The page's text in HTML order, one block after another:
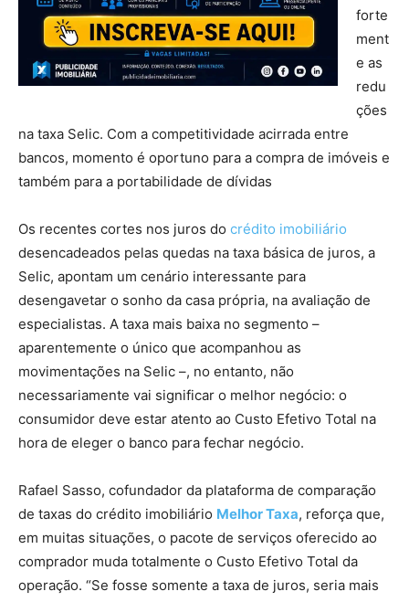
forte
ment
e as
redu
ções
na taxa Selic. Com a competitividade acirrada entre
bancos, momento é oportuno para a compra de imóveis e
também para a portabilidade de dívidas
Os recentes cortes nos juros do crédito imobiliário
desencadeados pelas quedas na taxa básica de juros, a
Selic, apontam um cenário interessante para
desengavetar o sonho da casa própria, na avaliação de
especialistas. A taxa mais baixa no segmento –
aparentemente o único que acompanhou as
movimentações na Selic –, no entanto, não
necessariamente vai significar o melhor negócio: o
consumidor deve estar atento ao Custo Efetivo Total na
hora de eleger o banco para fechar negócio.
Rafael Sasso, cofundador da plataforma de comparação
de taxas do crédito imobiliário Melhor Taxa, reforça que,
em muitas situações, o pacote de serviços oferecido ao
comprador muda totalmente o Custo Efetivo Total da
operação. “Se fosse somente a taxa de juros, seria mais